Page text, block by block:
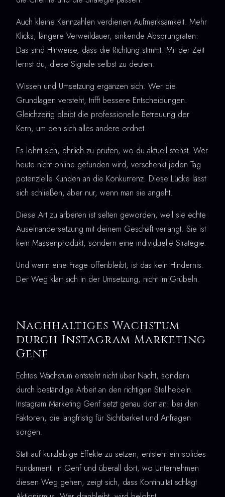
Auch kleine Kennzahlen verdienen Aufmerksamkeit. Mehr
Klicks, längere Verweildauer, sinkende Absprungraten:
Das sind Hinweise, dass die Richtung stimmt. Mit der Zeit
lernst du, diese Signale selbst zu deuten.
Wissen und Umsetzung ergänzen sich. Wer die
Grundlagen versteht, trifft bessere Entscheidungen.
Gleichzeitig bleibt die professionelle Betreuung der
Kern, um den sich alles andere ordnet.
Es lohnt sich, ehrlich zu prüfen, wo du aktuell stehst. Wer
heute nicht online gefunden wird, verschenkt jeden Tag
potenzielle Kunden an die Konkurrenz. Diese Lücke lässt
sich schließen, aber nur, wenn man sie angeht.
Diese Art zu arbeiten ist selten geworden, weil sie echte
Auseinandersetzung mit deinem Geschäft verlangt. Sie ist
kein Massenprodukt, sondern eine individuelle Strategie.
Und wenn eine Frage offenbleibt, ist das kein Hindernis.
Der Weg klärt sich in der Umsetzung, nicht im Grübeln.
Nachhaltiges Wachstum
durch Instagram Marketing
Genf
Echtes Wachstum entsteht nicht über Nacht, sondern
durch beständige Arbeit an den richtigen Stellhebeln.
Instagram Marketing Genf setzt genau dort an: bei den
Faktoren, die langfristig für Sichtbarkeit und Anfragen
sorgen.
Statt auf kurzlebige Effekte zu setzen, entsteht ein solides
Fundament. In Genf und überall dort, wo Unternehmen
diesen Weg gehen, zeigt sich, dass Kontinuität schlägt